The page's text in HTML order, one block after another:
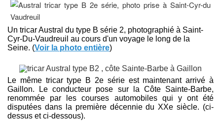
Un tricar Austral du type B série 2, photographié à Saint-
Cyr-Du-Vaudreuil au cours d'un voyage le long de la
Seine. (Voir la photo entière)
Le même tricar type B 2e série est maintenant arrivé à
Gaillon. Le conducteur pose sur la Côte Sainte-Barbe,
renommée par les courses automobiles qui y ont été
disputées dans la première décennie du XXe siècle. (ci-
dessus et ci-dessous).